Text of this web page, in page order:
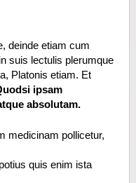
deinde etiam cum
suis lectulis plerumque
Platonis etiam. Et
ipsam
absolutam.
medicinam pollicetur,
quis enim ista